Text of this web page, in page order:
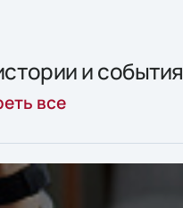
и события
все